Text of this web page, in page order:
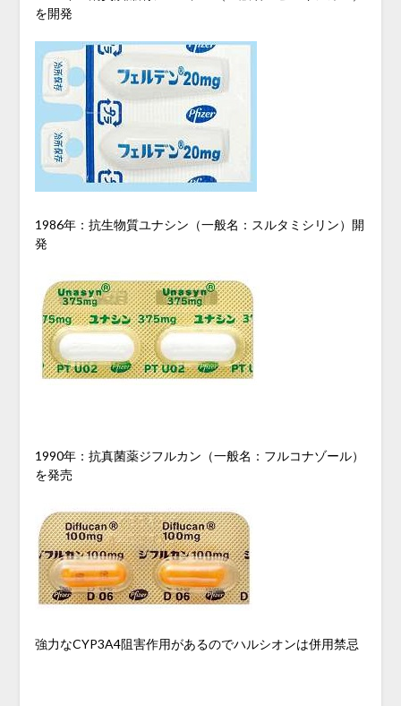
を開発
1986年：抗生物質ユナシン（一般名：スルタミシリン）開
発
1990年：抗真菌薬ジフルカン（一般名：フルコナゾール）
を発売
強力なCYP3A4阻害作用があるのでハルシオンは併用禁忌